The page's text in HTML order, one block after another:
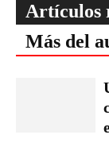
Artículos
Más del